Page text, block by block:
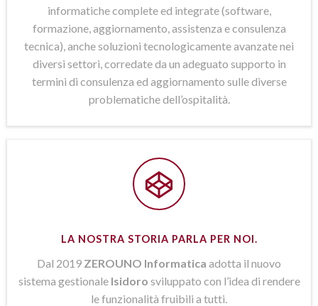
informatiche complete ed integrate (software,
formazione, aggiornamento, assistenza e consulenza
tecnica), anche soluzioni tecnologicamente avanzate nei
diversi settori, corredate da un adeguato supporto in
termini di consulenza ed aggiornamento sulle diverse
problematiche dell’ospitalità.
LA NOSTRA STORIA PARLA PER NOI.
Dal 2019 ZEROUNO Informatica adotta il nuovo
sistema gestionale Isidoro sviluppato con l’idea di rendere
le funzionalità fruibili a tutti.